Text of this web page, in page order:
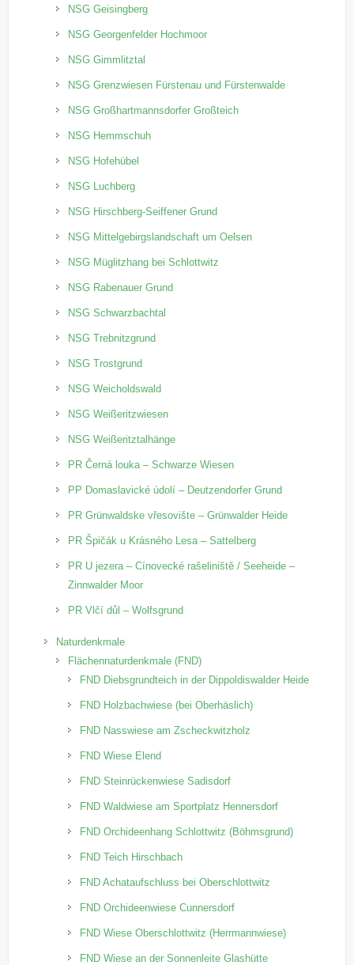
NSG Geisingberg
NSG Georgenfelder Hochmoor
NSG Gimmlitztal
NSG Grenzwiesen Fürstenau und Fürstenwalde
NSG Großhartmannsdorfer Großteich
NSG Hemmschuh
NSG Hofehübel
NSG Luchberg
NSG Hirschberg-Seiffener Grund
NSG Mittelgebirgslandschaft um Oelsen
NSG Müglitzhang bei Schlottwitz
NSG Rabenauer Grund
NSG Schwarzbachtal
NSG Trebnitzgrund
NSG Trostgrund
NSG Weicholdswald
NSG Weißeritzwiesen
NSG Weißeritztalhänge
PR Černá louka – Schwarze Wiesen
PP Domaslavické údolí – Deutzendorfer Grund
PR Grünwaldske vřesovište – Grünwalder Heide
PR Špičák u Krásného Lesa – Sattelberg
PR U jezera – Cínovecké rašeliniště / Seeheide –
Zinnwalder Moor
PR Vlčí důl – Wolfsgrund
Naturdenkmale
Flächennaturdenkmale (FND)
FND Diebsgrundteich in der Dippoldiswalder Heide
FND Holzbachwiese (bei Oberhäslich)
FND Nasswiese am Zscheckwitzholz
FND Wiese Elend
FND Steinrückenwiese Sadisdorf
FND Waldwiese am Sportplatz Hennersdorf
FND Orchideenhang Schlottwitz (Böhmsgrund)
FND Teich Hirschbach
FND Achataufschluss bei Oberschlottwitz
FND Orchideenwiese Cunnersdorf
FND Wiese Oberschlottwitz (Herrmannwiese)
FND Wiese an der Sonnenleite Glashütte